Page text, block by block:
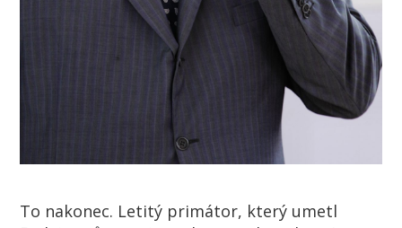
To nakonec. Letitý primátor, který umetl